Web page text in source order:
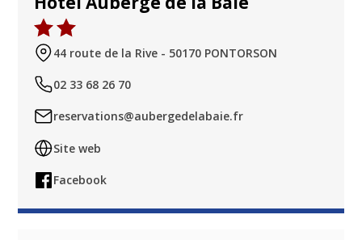
44 route de la Rive - 50170 PONTORSON
02 33 68 26 70
reservations@aubergedelabaie.fr
Site web
Facebook